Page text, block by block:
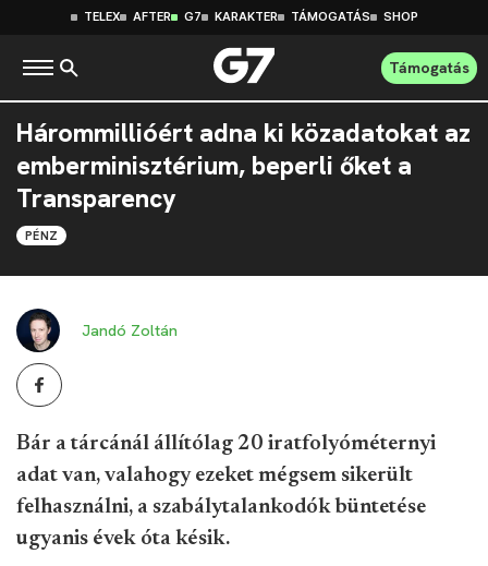
TELEX AFTER G7 KARAKTER TÁMOGATÁS SHOP
Támogatás
Hárommillióért adna ki közadatokat az
emberminisztérium, beperli őket a
Transparency
PÉNZ
Jandó Zoltán
Bár a tárcánál állítólag 20 iratfolyóméternyi
adat van, valahogy ezeket mégsem sikerült
felhasználni, a szabálytalankodók büntetése
ugyanis évek óta késik.